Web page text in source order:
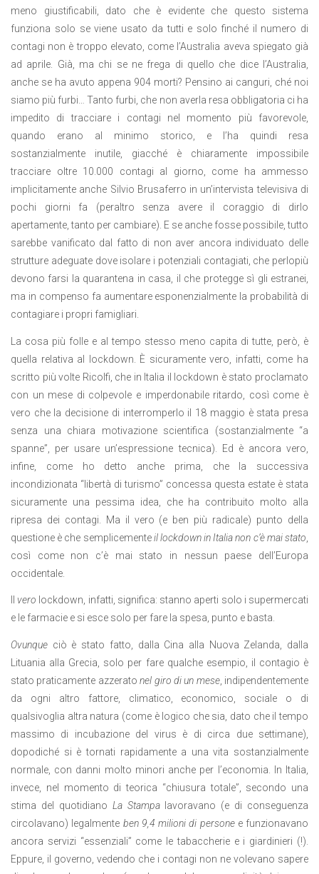
meno giustificabili, dato che è evidente che questo sistema
funziona solo se viene usato da tutti e solo finché il numero di
contagi non è troppo elevato, come l’Australia aveva spiegato già
ad aprile. Già, ma chi se ne frega di quello che dice l’Australia,
anche se ha avuto appena 904 morti? Pensino ai canguri, ché noi
siamo più furbi… Tanto furbi, che non averla resa obbligatoria ci ha
impedito di tracciare i contagi nel momento più favorevole,
quando erano al minimo storico, e l’ha quindi resa
sostanzialmente inutile, giacché è chiaramente impossibile
tracciare oltre 10.000 contagi al giorno, come ha ammesso
implicitamente anche Silvio Brusaferro in un’intervista televisiva di
pochi giorni fa (peraltro senza avere il coraggio di dirlo
apertamente, tanto per cambiare). E se anche fosse possibile, tutto
sarebbe vanificato dal fatto di non aver ancora individuato delle
strutture adeguate dove isolare i potenziali contagiati, che perlopiù
devono farsi la quarantena in casa, il che protegge sì gli estranei,
ma in compenso fa aumentare esponenzialmente la probabilità di
contagiare i propri famigliari.
La cosa più folle e al tempo stesso meno capita di tutte, però, è
quella relativa al lockdown. È sicuramente vero, infatti, come ha
scritto più volte Ricolfi, che in Italia il lockdown è stato proclamato
con un mese di colpevole e imperdonabile ritardo, così come è
vero che la decisione di interromperlo il 18 maggio è stata presa
senza una chiara motivazione scientifica (sostanzialmente “a
spanne”, per usare un’espressione tecnica). Ed è ancora vero,
infine, come ho detto anche prima, che la successiva
incondizionata “libertà di turismo” concessa questa estate è stata
sicuramente una pessima idea, che ha contribuito molto alla
ripresa dei contagi. Ma il vero (e ben più radicale) punto della
questione è che semplicementeil lockdown in Italia non c’è mai stato
così come non c’è mai stato in nessun paese dell’Europa
occidentale.
Ilvero lockdown, infatti, significa: stanno aperti solo i supermercati
e le farmacie e si esce solo per fare la spesa, punto e basta.
Ovunque ciò è stato fatto, dalla Cina alla Nuova Zelanda, dalla
Lituania alla Grecia, solo per fare qualche esempio, il contagio è
stato praticamente azzeratonel giro di un mese, indipendentemente
da ogni altro fattore, climatico, economico, sociale o di
qualsivoglia altra natura (come è logico che sia, dato che il tempo
massimo di incubazione del virus è di circa due settimane),
dopodiché si è tornati rapidamente a una vita sostanzialmente
normale, con danni molto minori anche per l’economia. In Italia,
invece, nel momento di teorica “chiusura totale”, secondo una
stima del quotidiano La Stampalavoravano (e di conseguenza
circolavano) legalmente ben 9,4 milioni di personee funzionavano
ancora servizi “essenziali” come le tabaccherie e i giardinieri (!).
Eppure, il governo, vedendo che i contagi non ne volevano sapere